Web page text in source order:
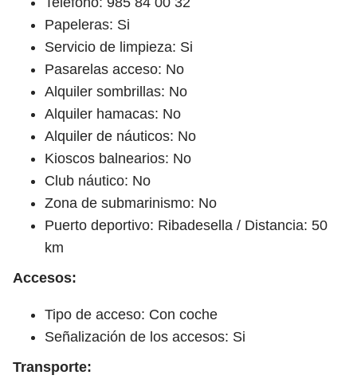
Papeleras: Si
Servicio de limpieza: Si
Pasarelas acceso: No
Alquiler sombrillas: No
Alquiler hamacas: No
Alquiler de náuticos: No
Kioscos balnearios: No
Club náutico: No
Zona de submarinismo: No
Puerto deportivo: Ribadesella / Distancia: 50
km
Accesos:
Tipo de acceso: Con coche
Señalización de los accesos: Si
Transporte: